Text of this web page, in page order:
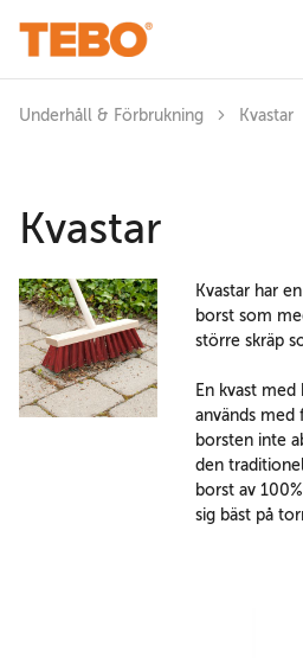
Underhåll & Förbrukning Kvastar
Kvastar
Kvastar har
borst som
större skräp
En kvast
används med
borsten inte
den
borst av
sig bäst på